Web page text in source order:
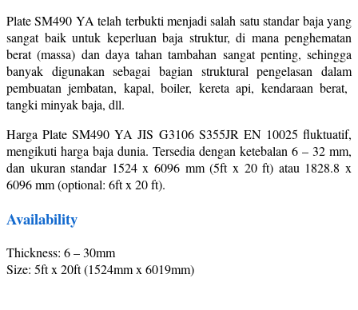
Plate SM490 YA telah terbukti menjadi salah satu standar baja yang
sangat baik untuk keperluan baja struktur, di mana penghematan
berat (massa) dan daya tahan tambahan sangat penting, sehingga
banyak digunakan sebagai bagian struktural pengelasan dalam
pembuatan jembatan, kapal, boiler, kereta api, kendaraan berat,
tangki minyak baja, dll.
Harga Plate SM490 YA JIS G3106 S355JR EN 10025 fluktuatif,
mengikuti harga baja dunia. Tersedia dengan ketebalan 6 – 32 mm,
dan ukuran standar 1524 x 6096 mm (5ft x 20 ft) atau 1828.8 x
6096 mm (optional: 6ft x 20 ft).
Availability
Thickness: 6 – 30mm
Size: 5ft x 20ft (1524mm x 6019mm)